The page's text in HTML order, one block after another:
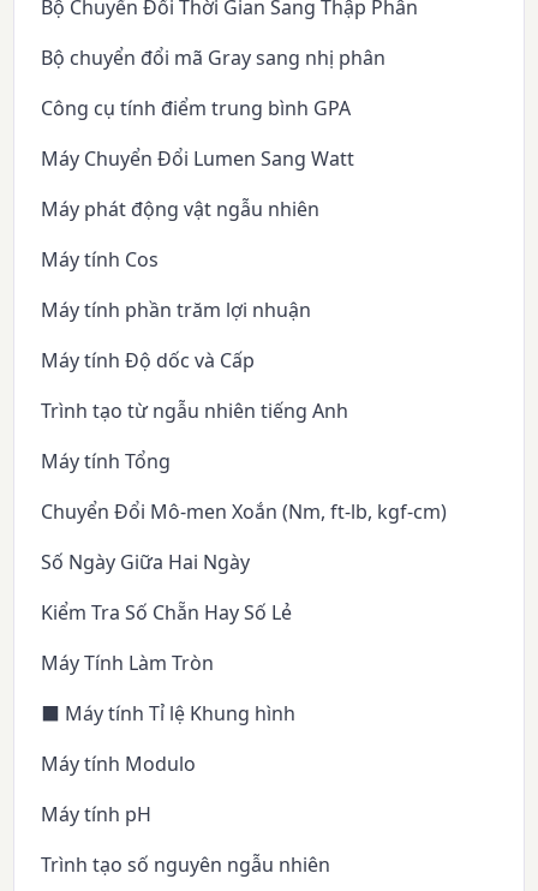
Bộ Chuyển Đổi Thời Gian Sang Thập Phân
Bộ chuyển đổi mã Gray sang nhị phân
Công cụ tính điểm trung bình GPA
Máy Chuyển Đổi Lumen Sang Watt
Máy phát động vật ngẫu nhiên
Máy tính Cos
Máy tính phần trăm lợi nhuận
Máy tính Độ dốc và Cấp
Trình tạo từ ngẫu nhiên tiếng Anh
Máy tính Tổng
Chuyển Đổi Mô-men Xoắn (Nm, ft-lb, kgf-cm)
Số Ngày Giữa Hai Ngày
Kiểm Tra Số Chẵn Hay Số Lẻ
Máy Tính Làm Tròn
⬛ Máy tính Tỉ lệ Khung hình
Máy tính Modulo
Máy tính pH
Trình tạo số nguyên ngẫu nhiên